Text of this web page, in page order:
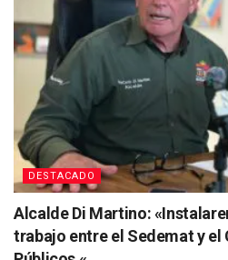
DESTACADO
Alcalde Di Martino:
trabajo entre el Sedemat y